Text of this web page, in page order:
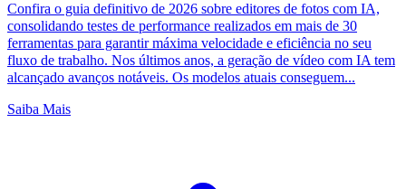
Confira o guia definitivo de 2026 sobre editores de fotos com IA,
consolidando testes de performance realizados em mais de 30
ferramentas para garantir máxima velocidade e eficiência no seu
fluxo de trabalho. Nos últimos anos, a geração de vídeo com IA tem
alcançado avanços notáveis. Os modelos atuais conseguem...
Saiba Mais